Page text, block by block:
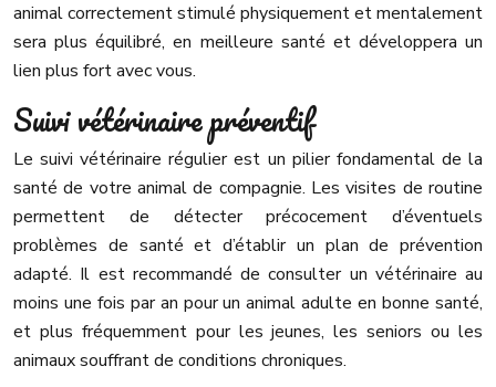
animal correctement stimulé physiquement et mentalement
sera plus équilibré, en meilleure santé et développera un
lien plus fort avec vous.
Suivi vétérinaire préventif
Le suivi vétérinaire régulier est un pilier fondamental de la
santé de votre animal de compagnie. Les visites de routine
permettent de détecter précocement d’éventuels
problèmes de santé et d’établir un plan de prévention
adapté. Il est recommandé de consulter un vétérinaire au
moins une fois par an pour un animal adulte en bonne santé,
et plus fréquemment pour les jeunes, les seniors ou les
animaux souffrant de conditions chroniques.